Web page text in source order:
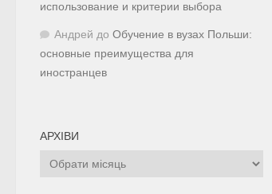
использование и критерии выбора
Андрей до Обучение в вузах Польши:
основные преимущества для
иностранцев
АРХІВИ
Архіви